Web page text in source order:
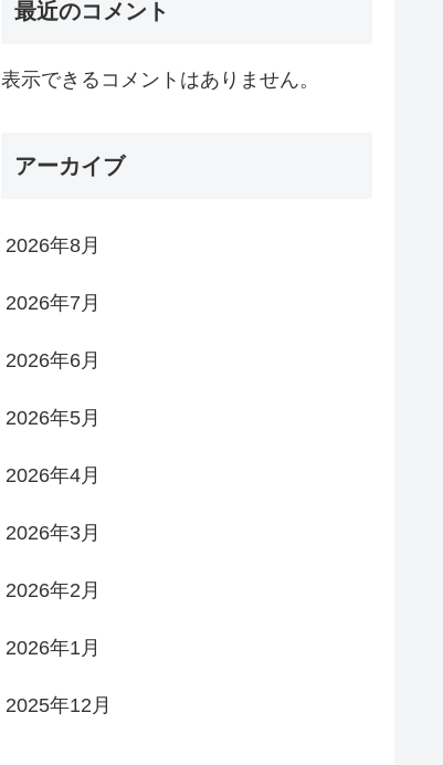
最近のコメント
表示できるコメントはありません。
アーカイブ
2026年8月
2026年7月
2026年6月
2026年5月
2026年4月
2026年3月
2026年2月
2026年1月
2025年12月